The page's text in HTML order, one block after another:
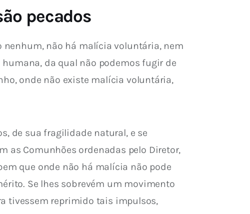
pecados
nenhum, não há malícia voluntária, nem
da qual não podemos fugir de
onde não existe malícia voluntária,
de sua fragilidade natural, e se
as Comunhões ordenadas pelo Diretor,
que onde não há malícia não pode
Se lhes sobrevém um movimento
tivessem reprimido tais impulsos,